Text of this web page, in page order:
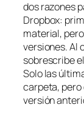
dos razones
Dropbox:
material,
versiones. Al
sobrescribe
Solo las
carpeta, pero
versión